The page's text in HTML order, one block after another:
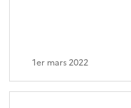
1er mars 2022